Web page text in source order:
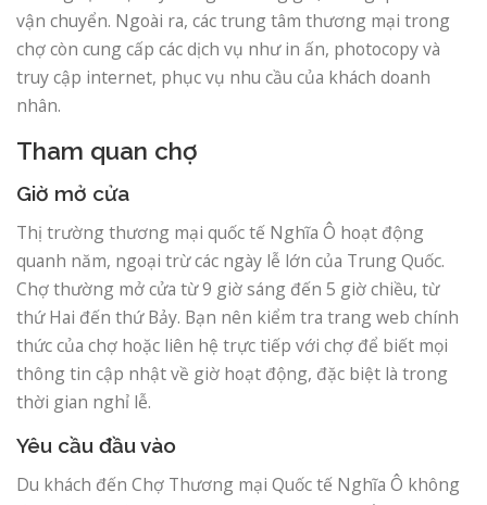
vận chuyển. Ngoài ra, các trung tâm thương mại trong
chợ còn cung cấp các dịch vụ như in ấn, photocopy và
truy cập internet, phục vụ nhu cầu của khách doanh
nhân.
Tham quan chợ
Giờ mở cửa
Thị trường thương mại quốc tế Nghĩa Ô hoạt động
quanh năm, ngoại trừ các ngày lễ lớn của Trung Quốc.
Chợ thường mở cửa từ 9 giờ sáng đến 5 giờ chiều, từ
thứ Hai đến thứ Bảy. Bạn nên kiểm tra trang web chính
thức của chợ hoặc liên hệ trực tiếp với chợ để biết mọi
thông tin cập nhật về giờ hoạt động, đặc biệt là trong
thời gian nghỉ lễ.
Yêu cầu đầu vào
Du khách đến Chợ Thương mại Quốc tế Nghĩa Ô không